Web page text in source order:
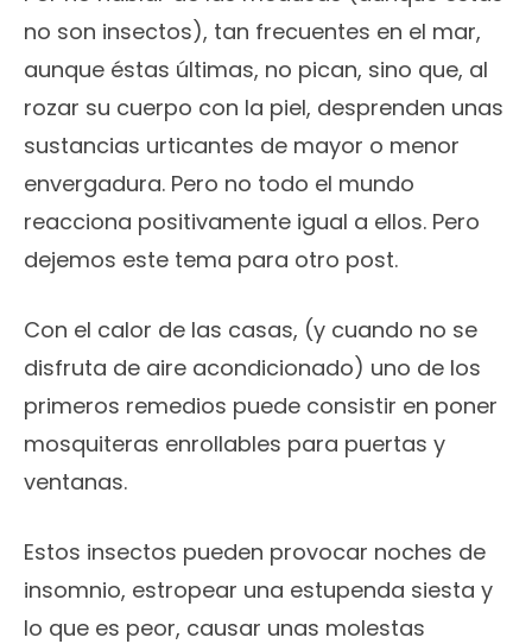
no son insectos), tan frecuentes en el mar,
aunque éstas últimas, no pican, sino que, al
rozar su cuerpo con la piel, desprenden unas
sustancias urticantes de mayor o menor
envergadura. Pero no todo el mundo
reacciona positivamente igual a ellos. Pero
dejemos este tema para otro post.
Con el calor de las casas, (y cuando no se
disfruta de aire acondicionado) uno de los
primeros remedios puede consistir en poner
mosquiteras enrollables para puertas y
ventanas.
Estos insectos pueden provocar noches de
insomnio, estropear una estupenda siesta y
lo que es peor, causar unas molestas